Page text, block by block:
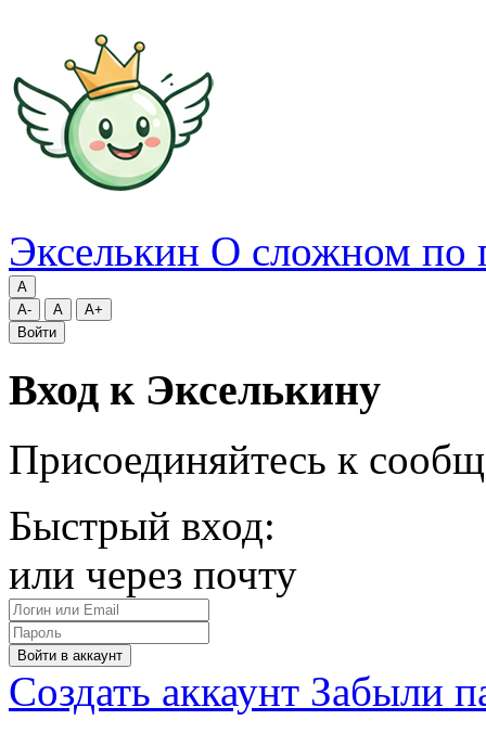
Экселькин О сложном по
A
A-
A
A+
Войти
Вход к Экселькину
Присоединяйтесь к
Быстрый вход:
или через почту
Войти в аккаунт
Создать аккаунт Забыли